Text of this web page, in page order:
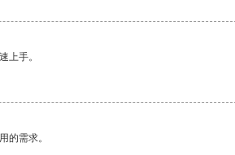
上手。
的需求。